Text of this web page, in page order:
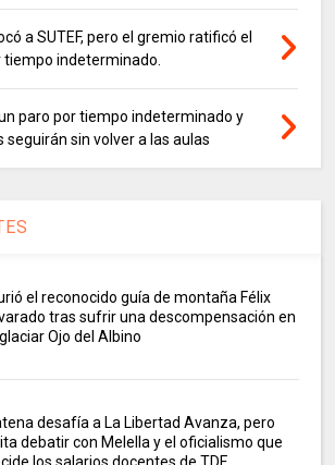
a SUTEF, pero el gremio ratificó el
indeterminado.
paro por tiempo indeterminado y
seguirán sin volver a las aulas
el reconocido guía de montaña Félix
tras sufrir una descompensación en
Ojo del Albino
desafía a La Libertad Avanza, pero
debatir con Melella y el oficialismo que
los salarios docentes de TDF